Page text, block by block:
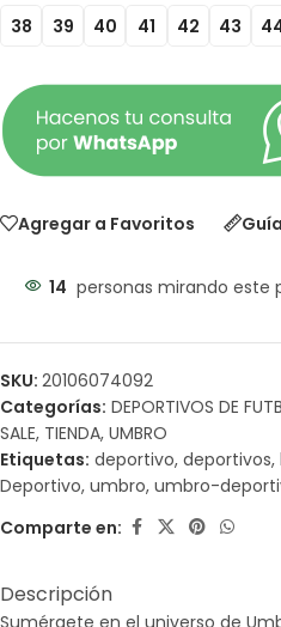
38 39 40 41 42 43
Agregar a Favoritos
14 personas mirando este
SKU: 20106074092
Categorías: DEPORTIVOS DE
SALE, TIENDA, UMBRO
Etiquetas: deportivo, deportivos,
Deportivo, umbro, umbro-
Comparte en:
Descripción